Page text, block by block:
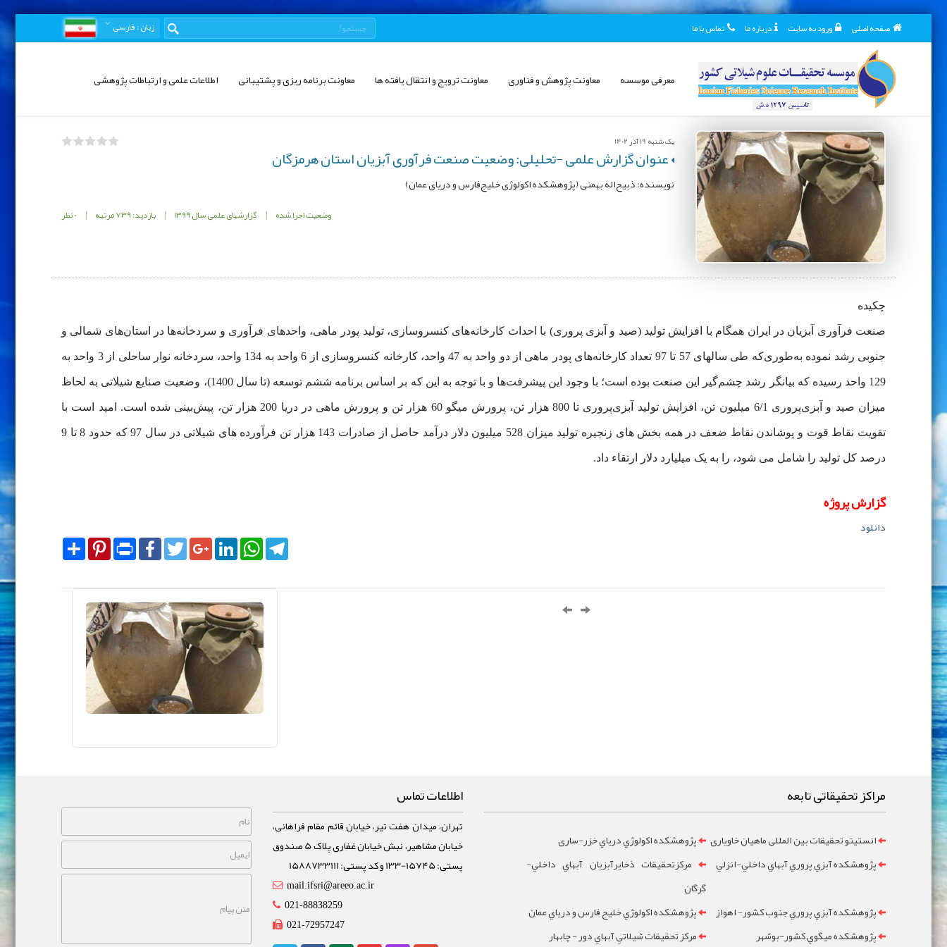
صفحه اصلی ورود به سایت درباره ما تماس با ما زبان: فارسی
معرفی موسسه معاونت پژوهش و فناوری معاونت ترویج و انتقال یافته ها معاونت برنامه ریزی و پشتیبانی اطلاعات علمی و ارتباطات پژوهشی
یک شنبه 19 آذر 1402
عنوان گزارش علمی -تحلیلی: وضعیت صنعت فرآوری آبزیان استان هرمزگان
نویسنده: ذبیح‌اله بهمنی (پژوهشکده اکولوژی خلیج‌فارس و دریای عمان)
وضعیت اجرا شده | گزارشهای علمی سال 1399 | بازدید: 739 مرتبه | 0 نظر
چکیده
صنعت فرآوری آبزیان در ایران همگام با افزایش تولید (صید و آبزی پروری) با احداث کارخانه‌های کنسروسازی، تولید پودر ماهی، واحدهای فرآوری و سردخانه‌ها در استان‌های شمالی و
جنوبی رشد نموده به‌طوری‌که طی سالهای 57 تا 97 تعداد کارخانه‌های پودر ماهی از دو واحد به 47 واحد، کارخانه کنسروسازی از 6 واحد به 134 واحد، سردخانه نوار ساحلی از 3 واحد به
129 واحد رسیده که بیانگر رشد چشم‌گیر این صنعت بوده است؛ با وجود این پیشرفت‌ها و با توجه به این که بر اساس برنامه ششم توسعه (تا سال 1400)، وضعیت صنایع شیلاتی به لحاظ
میزان صید و آبزی‌پروری 6/1 میلیون تن، افزایش تولید آبزی‌پروری تا 800 هزار تن، پرورش میگو 60 هزار تن و پرورش ماهی در دریا 200 هزار تن، پیش‌بینی شده است. امید است با
تقویت نقاط قوت و پوشاندن نقاط ضعف در همه بخش های زنجیره تولید میزان 528 میلیون دلار درآمد حاصل از صادرات 143 هزار تن فرآورده های شیلاتی در سال 97 که حدود 8 تا 9
درصد کل تولید را شامل می شود، را به یک میلیارد دلار ارتقاء داد.
گزارش پروژه
دانلود
SharePinterest Print
FacebookTwitterGoogle+LinkedInWhatsAppTelegram
مراکز تحقیقاتی تابعه
انستیتو تحقیقات بین المللی ماهیان خاویاری
پژوهشکده اکولوژي درياي خزر-ساری
پژوهشکده آبزي پروري آبهاي داخلي-انزلي
مرکزتحقيقات ذخايرآبزيان آبهاي داخلي-
گرگان
پژوهشکده آبزي پروري جنوب کشور- اهواز
پژوهشکده اکولوژي خليج فارس و درياي عمان
پژوهشکده ميگوي کشور-بوشهر
مرکز تحقيقات شيلاتي آبهاي دور - چابهار
اطلاعات تماس
تهران، میدان هفت تیر، خیابان قائم مقام فراهانی،
خیابان مشاهیر، نبش خیابان غفاری پلاک 5 صندوق
پستی: 15745-133 و کد پستی: 1588733111
mail.ifsri@areeo.ac.ir
021-88838259
021-72957247